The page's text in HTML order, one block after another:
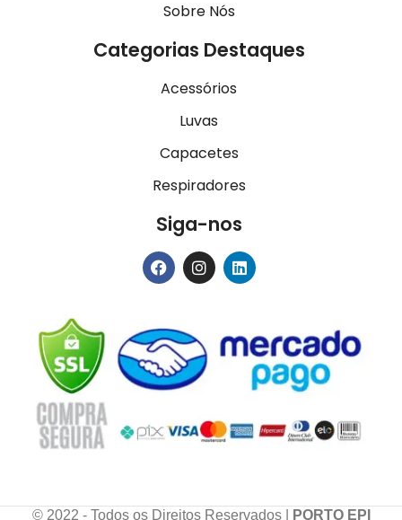
Sobre Nós
Categorias Destaques
Acessórios
Luvas
Capacetes
Respiradores
Siga-nos
© 2022 - Todos os Direitos Reservados | PORTO EPI